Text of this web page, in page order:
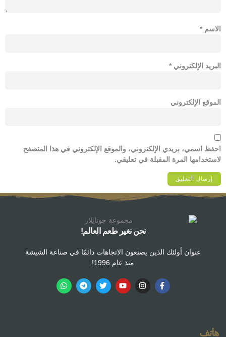
الاسم *
البريد الإلكتروني *
الموقع الإلكتروني
احفظ اسمي، بريدي الإلكتروني، والموقع الإلكتروني في هذا المتصفح
لاستخدامها المرة المقبلة في تعليقي.
نحن نغير طعم العالم!
عنوان أولئك الذين يصنعون الاتجاهات دائمًا في صناعة الشيشة
منذ عام 1996!
هاتف